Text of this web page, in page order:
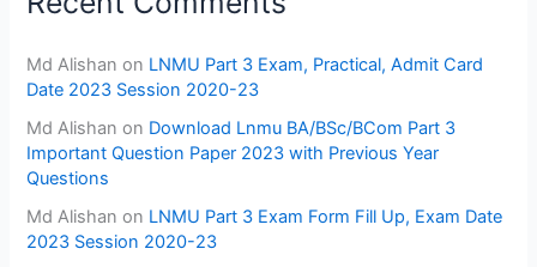
Md Alishan on LNMU Part 3 Exam, Practical, Admit Card
Date 2023 Session 2020-23
Md Alishan on Download Lnmu BA/BSc/BCom Part 3
Important Question Paper 2023 with Previous Year
Questions
Md Alishan on LNMU Part 3 Exam Form Fill Up, Exam Date
2023 Session 2020-23